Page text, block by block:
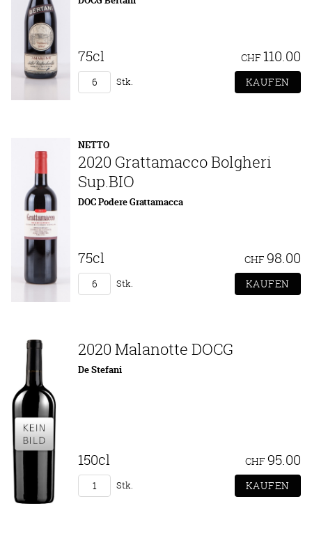
75cl CHF 110.00
Stk.
NETTO
2020 Grattamacco Bolgheri
Sup.BIO
DOC Podere Grattamacca
75cl CHF 98.00
Stk.
2020 Malanotte DOCG
De Stefani
150cl CHF 95.00
Stk.